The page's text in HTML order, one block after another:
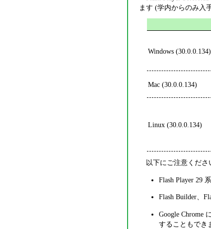
ます (学内からのみ入
Windows (30.0.0.134)
Mac (30.0.0.134)
Linux (30.0.0.134)
以下にご注意くださ
Flash Player 29
Flash Builder、
Google Chrome
することもでき